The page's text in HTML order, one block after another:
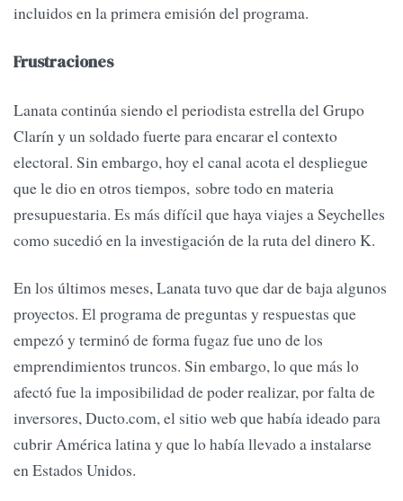
incluidos en la primera emisión del programa.
Frustraciones
Lanata continúa siendo el periodista estrella del Grupo
Clarín y un soldado fuerte para encarar el contexto
electoral. Sin embargo, hoy el canal acota el despliegue
que le dio en otros tiempos, sobre todo en materia
presupuestaria. Es más difícil que haya viajes a Seychelles
como sucedió en la investigación de la ruta del dinero K.
En los últimos meses, Lanata tuvo que dar de baja algunos
proyectos. El programa de preguntas y respuestas que
empezó y terminó de forma fugaz fue uno de los
emprendimientos truncos. Sin embargo, lo que más lo
afectó fue la imposibilidad de poder realizar, por falta de
inversores, Ducto.com, el sitio web que había ideado para
cubrir América latina y que lo había llevado a instalarse
en Estados Unidos.